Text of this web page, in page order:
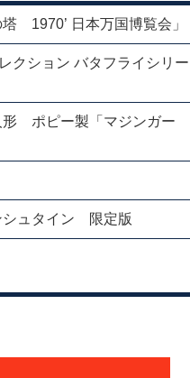
1970’ 日本万国博覧会」
クション バタフライシリー
形 ポピー製「マジンガー
シュタイン 限定版